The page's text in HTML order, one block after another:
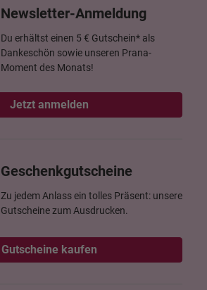
Newsletter-Anmeldung
Du erhältst einen 5 € Gutschein* als
Dankeschön sowie unseren Prana-
Moment des Monats!
Jetzt anmelden
Geschenkgutscheine
Zu jedem Anlass ein tolles Präsent: unsere
Gutscheine zum Ausdrucken.
Gutscheine kaufen